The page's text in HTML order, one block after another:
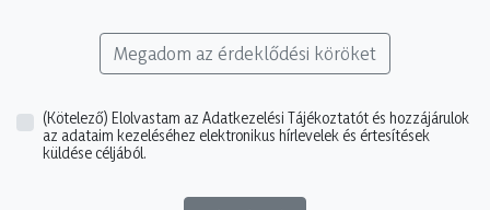
Megadom az érdeklődési köröket
(Kötelező) Elolvastam az Adatkezelési Tájékoztatót és hozzájárulok
az adataim kezeléséhez elektronikus hírlevelek és értesítések
küldése céljából.